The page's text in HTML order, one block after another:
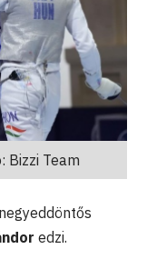
Bizzi Team
edzi.